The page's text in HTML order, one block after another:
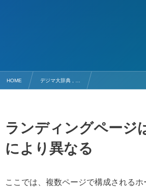
HOME デジマ大辞典 , …
ランディングページ
により異なる
ここでは、複数ページで構成されるホ